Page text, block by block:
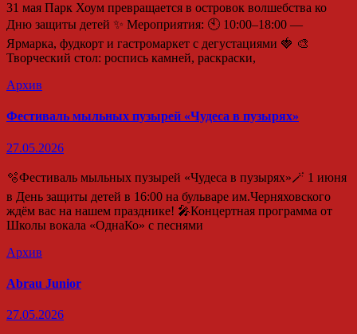
31 мая Парк Хоум превращается в островок волшебства ко
Дню защиты детей ✨ Мероприятия: 🕙 10:00–18:00 —
Ярмарка, фудкорт и гастромаркет с дегустациями 🍓 🎨
Творческий стол: роспись камней, раскраски,
Архив
Фестиваль мыльных пузырей «Чудеса в пузырях»
27.05.2026
🫧Фестиваль мыльных пузырей «Чудеса в пузырях»🪄 1 июня
в День защиты детей в 16:00 на бульваре им.Черняховского
ждём вас на нашем празднике! 🎤Концертная программа от
Школы вокала «ОднаКо» с песнями
Архив
Abrau Junior
27.05.2026